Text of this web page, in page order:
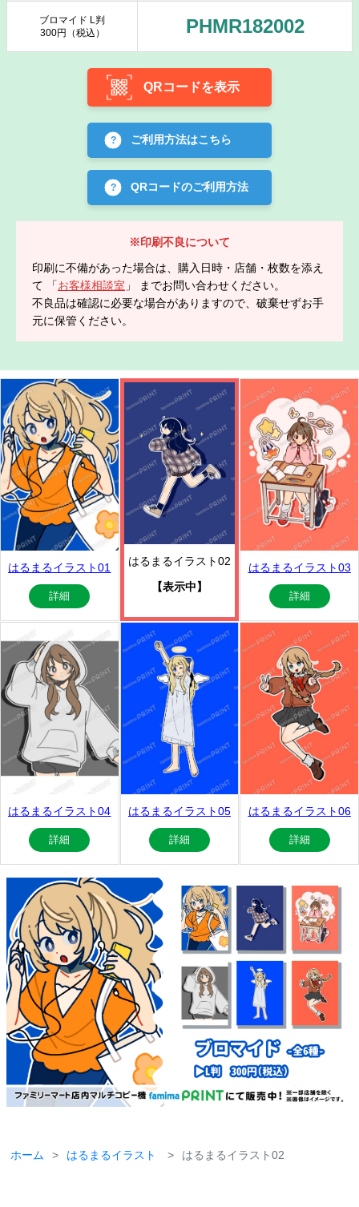
ブロマイド L判
300円（税込）
PHMR182002
QRコードを表示
ご利用方法はこちら
QRコードのご利用方法
※印刷不良について
印刷に不備があった場合は、購入日時・店舗・枚数を添え
て 「お客様相談室 」 までお問い合わせください。
不良品は確認に必要な場合がありますので、破棄せずお手
元に保管ください。
はるまるイラスト01
詳細
はるまるイラスト02
【表示中】
はるまるイラスト03
詳細
はるまるイラスト04
詳細
はるまるイラスト05
詳細
はるまるイラスト06
詳細
ホーム はるまるイラスト はるまるイラスト02